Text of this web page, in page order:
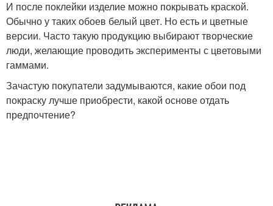
И после поклейки изделие можно покрывать краской.
Обычно у таких обоев белый цвет. Но есть и цветные
версии. Часто такую продукцию выбирают творческие
люди, желающие проводить эксперименты с цветовыми
гаммами.
Зачастую покупатели задумываются, какие обои под
покраску лучше приобрести, какой основе отдать
предпочтение?